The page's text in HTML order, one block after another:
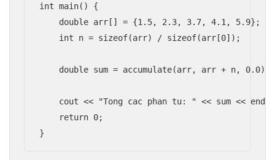
int main() {
    double arr[] = {1.5, 2.3, 3.7, 4.1, 5.9};
    int n = sizeof(arr) / sizeof(arr[0]);
double sum = accumulate(arr, arr + n,
    cout << "Tong cac phan tu: " << sum << endl;
    return 0;
}